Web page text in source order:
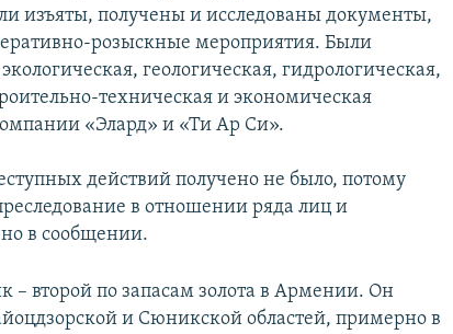
изъяты, получены и исследованы документы,
розыскные мероприятия. Были
геологическая, гидрологическая,
техническая и экономическая
«Элард» и «Ти Ар Си».
действий получено не было, потому
в отношении ряда лиц и
в сообщении.
второй по запасам золота в Армении. Он
и Сюникской областей, примерно в